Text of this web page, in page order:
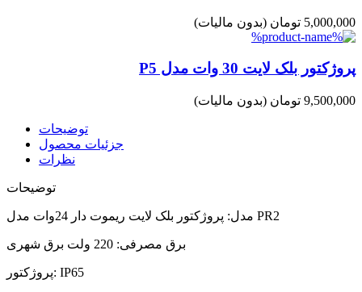
5,000,000 تومان (بدون مالیات)
پروژکتور بلک لایت 30 وات مدل P5
9,500,000 تومان (بدون مالیات)
توضیحات
جزئیات محصول
نظرات
توضیحات
مدل: پروژکتور بلک لایت ریموت دار 24وات مدل PR2
برق مصرفی: 220 ولت برق شهری
پروژکتور: IP65